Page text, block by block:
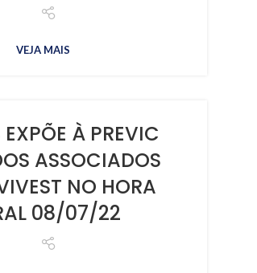
VEJA MAIS
À PREVIC
ASSOCIADOS
NO HORA
08/07/22